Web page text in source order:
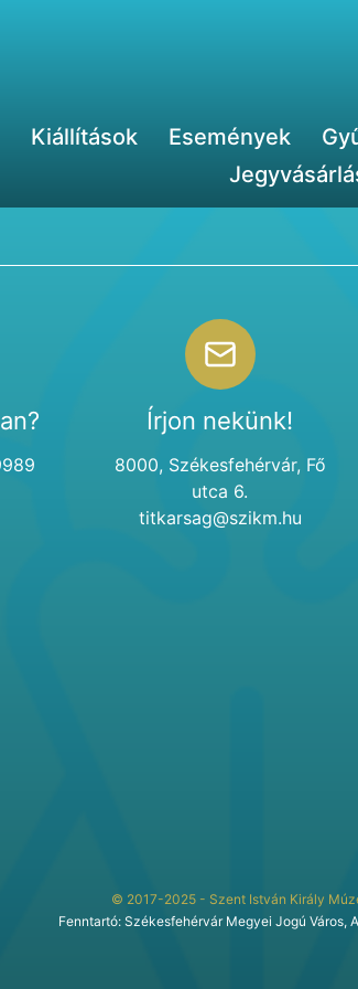
Kiállítások Események
Írjon nekünk!
8000, Székesfehérvár, Fő
utca 6.
titkarsag@szikm.hu
© 2017-2025 - Szent István Király
Fenntartó: Székesfehérvár Megyei Jogú Város,